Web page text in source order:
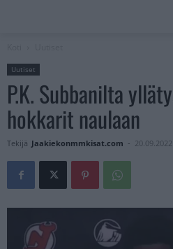
Uutiset
P.K. Subbanilta
hokkarit naulaan
Tekijä Jaakiekonmmkisat.com -